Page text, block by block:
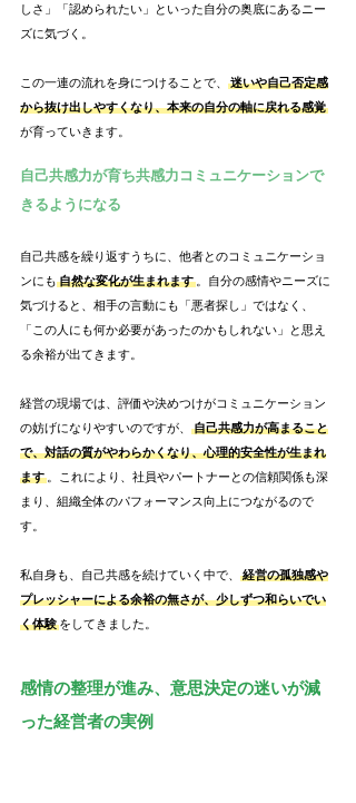
しさ」「認められたい」といった自分の奥底にあるニー
ズに気づく。
この一連の流れを身につけることで、
迷いや自己否定感
から抜け出しやすくなり、本来の自分の軸に戻れる感覚
が育っていきます。
自己共感力が育ち共感力コミュニケーションで
きるようになる
自己共感を繰り返すうちに、他者とのコミュニケーショ
ンにも 自然な変化が生まれます 。自分の感情やニーズに
気づけると、相手の言動にも「悪者探し」ではなく、
「この人にも何か必要があったのかもしれない」と思え
る余裕が出てきます。
経営の現場では、評価や決めつけがコミュニケーション
の妨げになりやすいのですが、
自己共感力が高まること
で、対話の質がやわらかくなり、心理的安全性が生まれ
ます 。これにより、社員やパートナーとの信頼関係も深
まり、組織全体のパフォーマンス向上につながるので
す。
私自身も、自己共感を続けていく中で、
経営の孤独感や
プレッシャーによる余裕の無さが、少しずつ和らいでい
く体験 をしてきました。
感情の整理が進み、意思決定の迷いが減
った経営者の実例